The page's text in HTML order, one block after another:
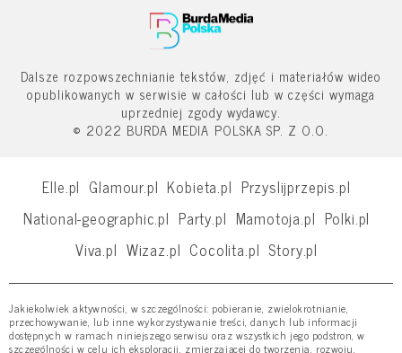
Dalsze rozpowszechnianie tekstów, zdjęć i materiałów wideo
opublikowanych w serwisie w całości lub w części wymaga
uprzedniej zgody wydawcy.
© 2022 BURDA MEDIA POLSKA SP. Z O.O.
Elle.pl Glamour.pl Kobieta.pl Przyslijprzepis.pl
National-geographic.pl Party.pl Mamotoja.pl Polki.pl
Viva.pl Wizaz.pl Cocolita.pl Story.pl
Jakiekolwiek aktywności, w szczególności: pobieranie, zwielokrotnianie,
przechowywanie, lub inne wykorzystywanie treści, danych lub informacji
dostępnych w ramach niniejszego serwisu oraz wszystkich jego podstron, w
szczególności w celu ich eksploracji, zmierzającej do tworzenia, rozwoju,